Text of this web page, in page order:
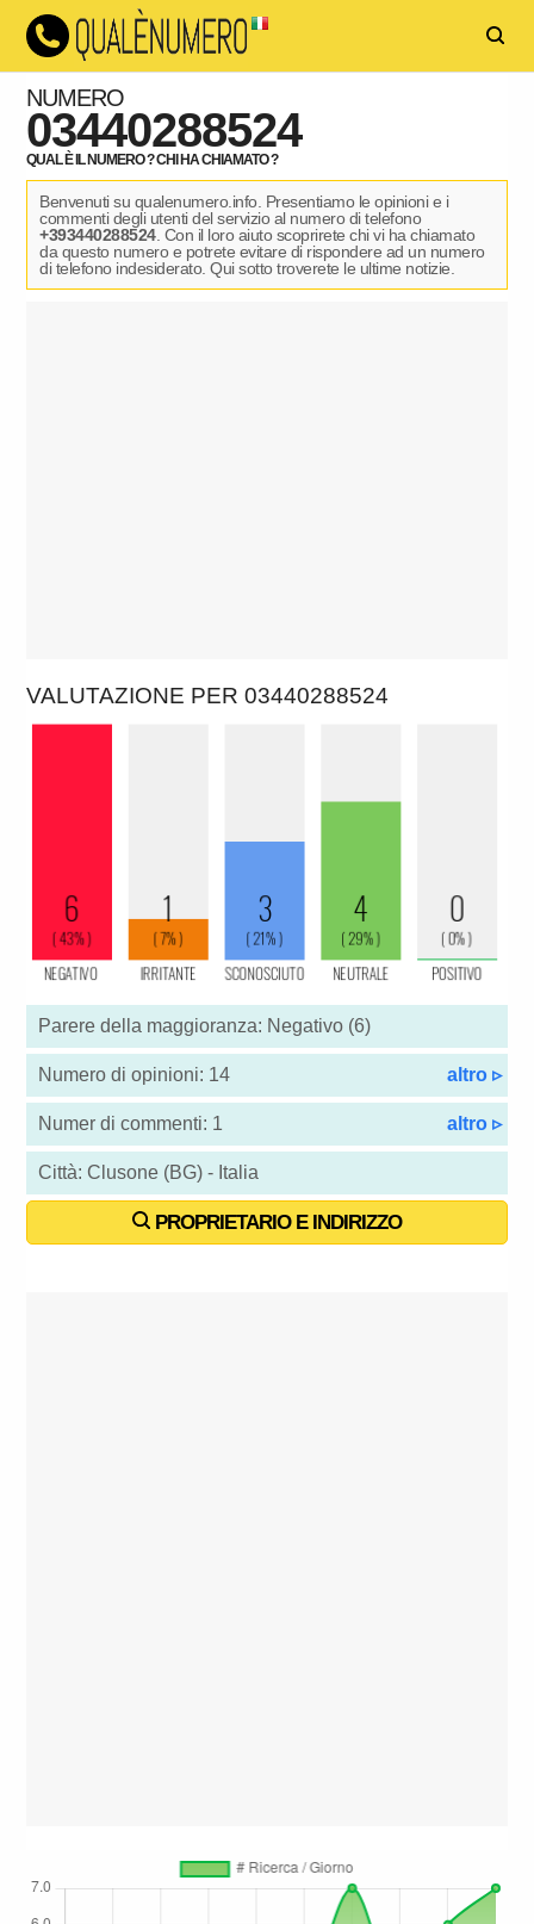
NUMERO
03440288524
QUAL È IL NUMERO ? CHI HA CHIAMATO ?
Benvenuti su qualenumero.info. Presentiamo le opinioni e i
commenti degli utenti del servizio al numero di telefono
+393440288524. Con il loro aiuto scoprirete chi vi ha chiamato
da questo numero e potrete evitare di rispondere ad un numero
di telefono indesiderato. Qui sotto troverete le ultime notizie.
VALUTAZIONE PER 03440288524
Parere della maggioranza: Negativo (6)
Numero di opinioni: 14 altro ▹
Numer di commenti: 1 altro ▹
Città: Clusone (BG) - Italia
PROPRIETARIO E INDIRIZZO